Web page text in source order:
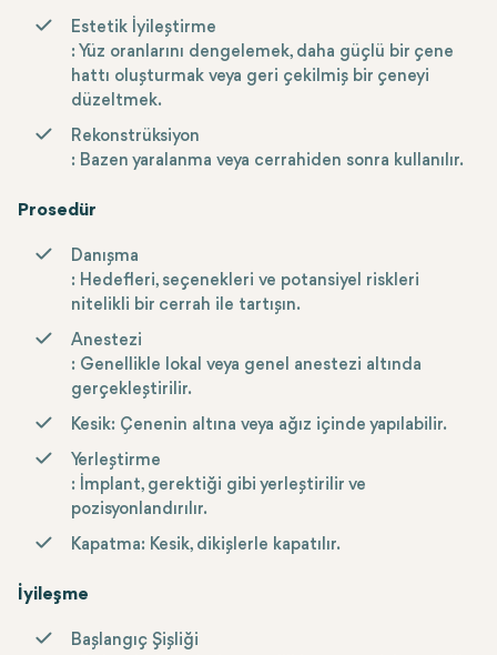
Estetik İyileştirme
: Yüz oranlarını dengelemek, daha güçlü bir çene
hattı oluşturmak veya geri çekilmiş bir çeneyi
düzeltmek.
Rekonstrüksiyon
: Bazen yaralanma veya cerrahiden sonra kullanılır.
Prosedür
Danışma
: Hedefleri, seçenekleri ve potansiyel riskleri
nitelikli bir cerrah ile tartışın.
Anestezi
: Genellikle lokal veya genel anestezi altında
gerçekleştirilir.
Kesik: Çenenin altına veya ağız içinde yapılabilir.
Yerleştirme
: İmplant, gerektiği gibi yerleştirilir ve
pozisyonlandırılır.
Kapatma: Kesik, dikişlerle kapatılır.
İyileşme
Başlangıç Şişliği